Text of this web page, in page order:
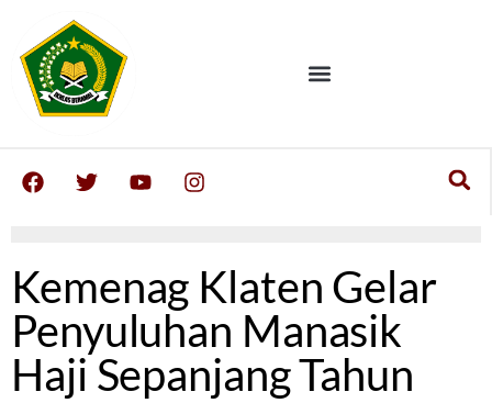
Kemenag Klaten Gelar
Penyuluhan Manasik
Haji Sepanjang Tahun